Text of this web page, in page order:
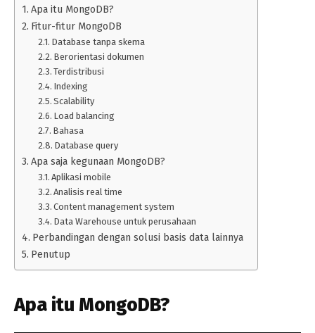
Apa itu MongoDB?
Fitur-fitur MongoDB
Database tanpa skema
Berorientasi dokumen
Terdistribusi
Indexing
Scalability
Load balancing
Bahasa
Database query
Apa saja kegunaan MongoDB?
Aplikasi mobile
Analisis real time
Content management system
Data Warehouse untuk perusahaan
Perbandingan dengan solusi basis data lainnya
Penutup
Apa itu MongoDB?